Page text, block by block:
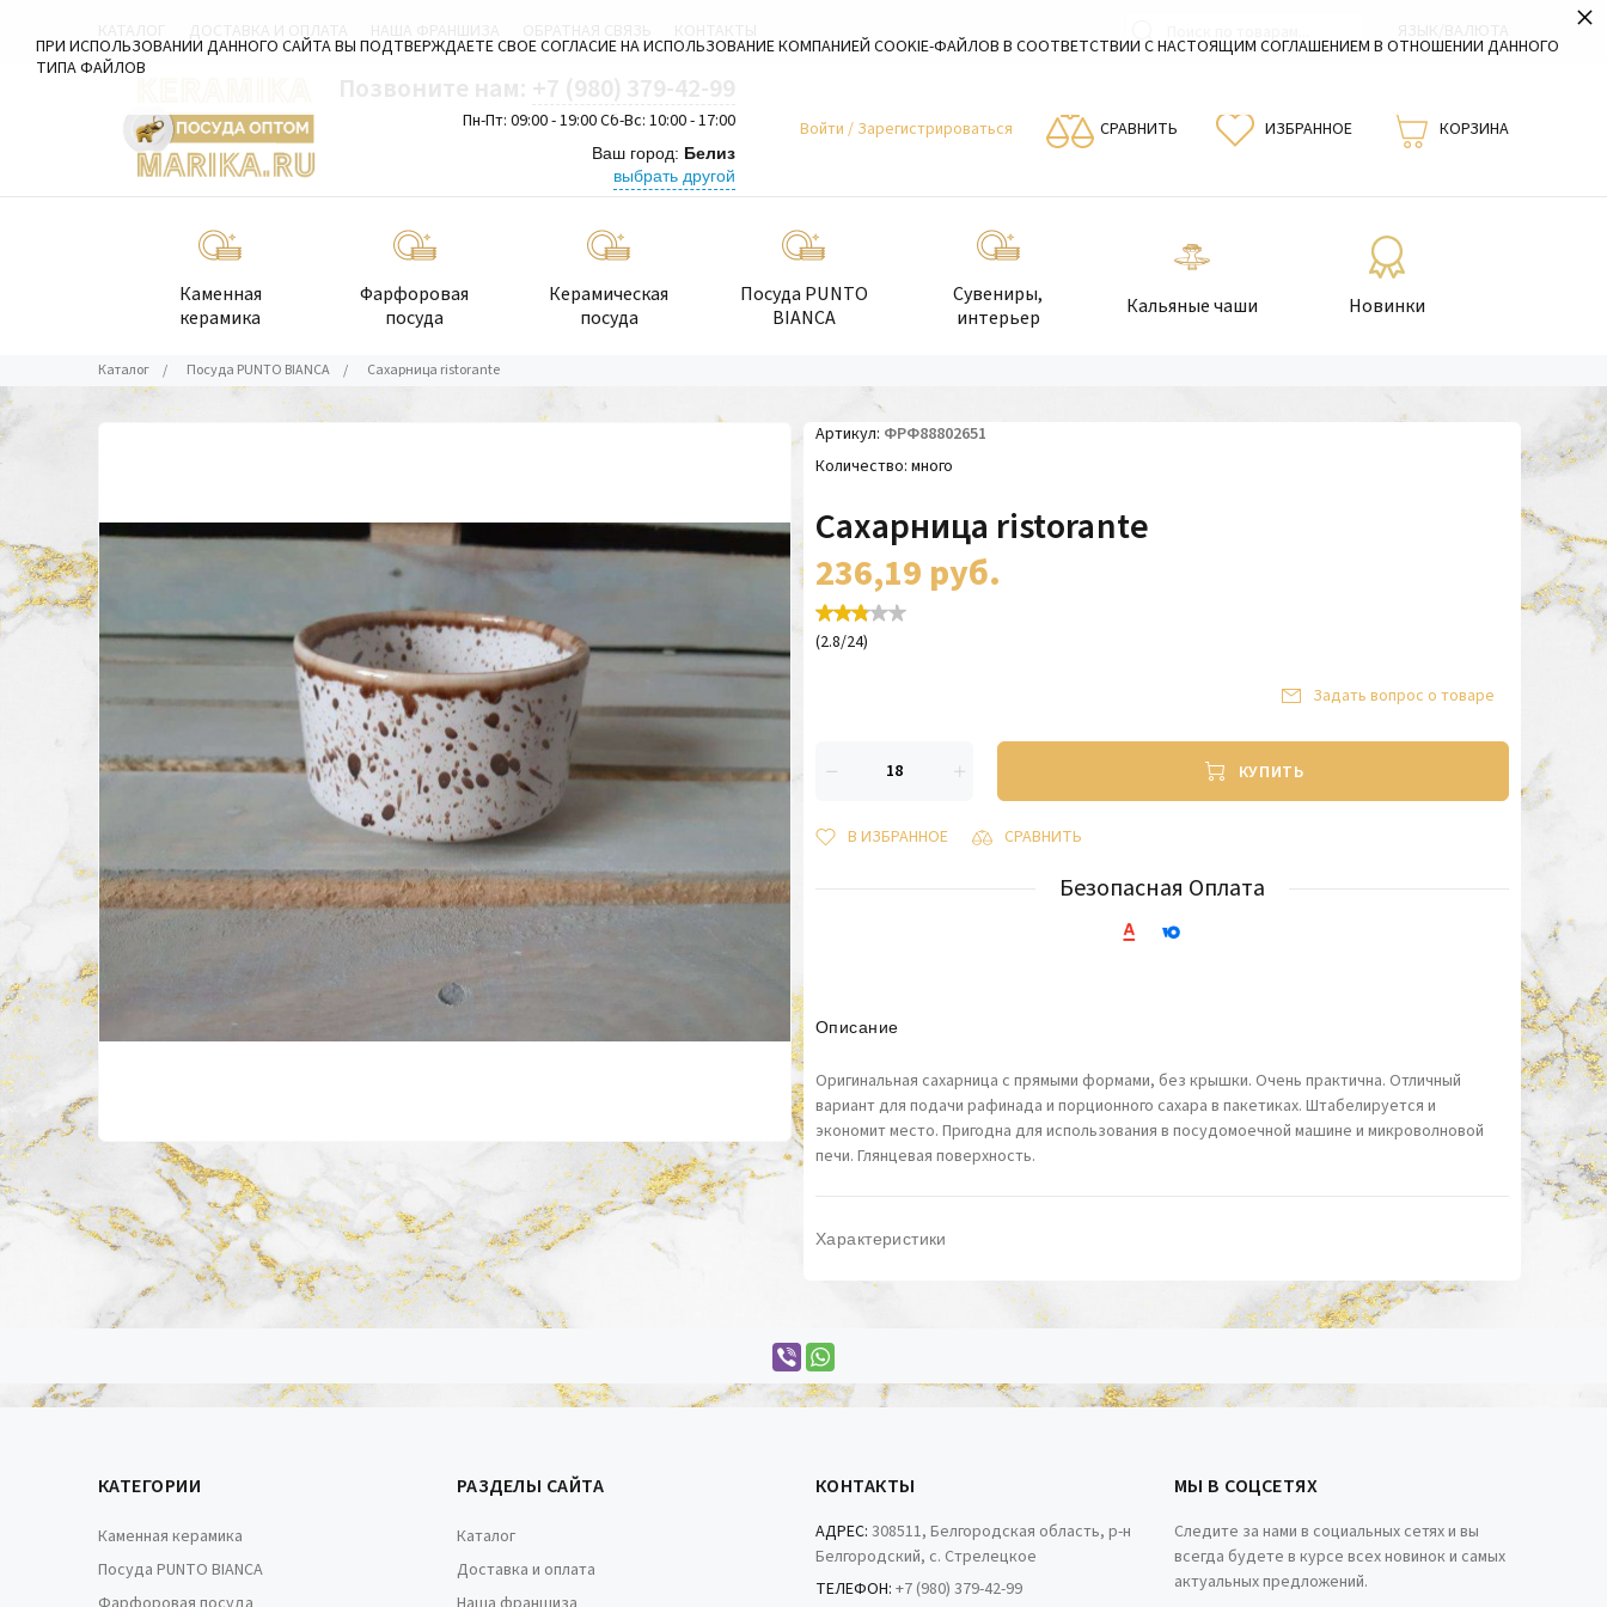
ДОСТАВКА И ОПЛАТА
Пн-Пт: 09:00 - 19:00 Сб-Вс: 10:00 - 17:00
Ваш город: Белиз
выбрать другой
Войти / Зарегистрироваться СРАВНИТЬ ИЗБРАННОЕ КОРЗИНА
Каменная
керамика
Фарфоровая
посуда
Керамическая
посуда
Посуда PUNTO
BIANCA
Сувениры,
интерьер
Кальяные чаши Новинки
Каталог / Посуда PUNTO BIANCA / Сахарница ristorante
Артикул ФРФ88802651
Количество много
Сахарница ristorante
236,19 руб.
(2.8/24)
Задать вопрос о товаре
КУПИТЬ
В ИЗБРАННОЕ СРАВНИТЬ
Безопасная Оплата
Описание
Оригинальная сахарница с прямыми формами, без крышки. Очень практична. Отличный
вариант для подачи рафинада и порционного сахара в пакетиках. Штабелируется и
экономит место. Пригодна для использования в посудомоечной машине и микроволновой
печи. Глянцевая поверхность.
Характеристики
КАТЕГОРИИ
Каменная керамика
Посуда PUNTO BIANCA
РАЗДЕЛЫ САЙТА
Каталог
Доставка и оплата
КОНТАКТЫ
АДРЕС: 308511, Белгородская область, р-н
Белгородский, с. Стрелецкое
ТЕЛЕФОН: +7 (980) 379-42-99
МЫ В СОЦСЕТЯХ
Следите за нами в социальных сетях и вы
всегда будете в курсе всех новинок и самых
актуальных предложений.
ПРИ ИСПОЛЬЗОВАНИИ ДАННОГО САЙТА ВЫ ПОДТВЕРЖДАЕТЕ СВОЕ СОГЛАСИЕ НА ИСПОЛЬЗОВАНИЕ КОМПАНИЕЙ COOKIE-ФАЙЛОВ В СООТВЕТСТВИИ С НАСТОЯЩИМ СОГЛАШЕНИЕМ В ОТНОШЕНИИ ДАННОГО
ТИПА ФАЙЛОВ
×